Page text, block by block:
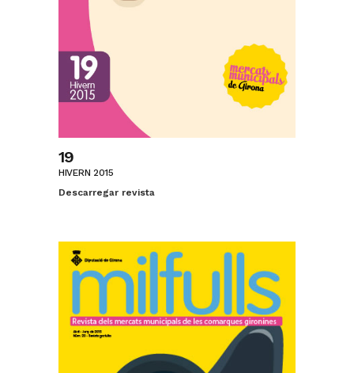
19
HIVERN 2015
Descarregar revista